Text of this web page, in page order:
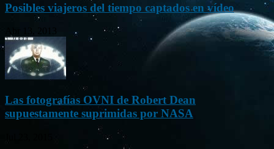
Posibles viajeros del tiempo captados en vídeo
Las fotografías OVNI de Robert Dean
supuestamente suprimidas por NASA